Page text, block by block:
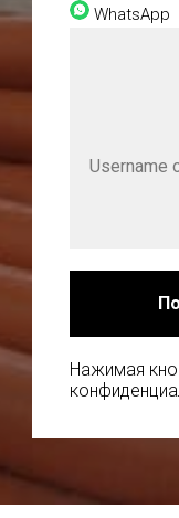
WhatsApp
Нажимая